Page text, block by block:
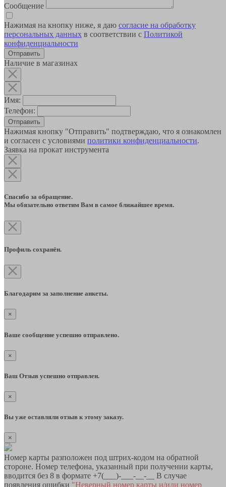
Сообщение
Нажимая на кнопку ниже, я даю согласие на обработку
персональных данных в соответствии с Политикой
конфиденциальности
Наличие в магазинах
Имя:
Телефон:
Отправить
Нажимая кнопку "Отправить" подтверждаю, что я ознакомлен
и согласен с условиями политики конфиденциальности.
Заявка на прокат инструмента
Спасибо за обращение.
Мы обязательно ответим Вам в самое ближайшее время.
Профиль сохранён.
Благодарим за заполнение анкеты.
×
Ваше сообщение успешно отправлено.
×
Ваш Отзыв успешно отправлен.
×
Вы уже оставляли отзыв к этому заказу.
×
Номер карты разположен под штрих-кодом на обратной
стороне. Номер телефона, указанный при получении карты,
вводится без 8 в формате +7(___)-___-__-__ В случае
появления ошибки "Неверный номер карты и/или номер